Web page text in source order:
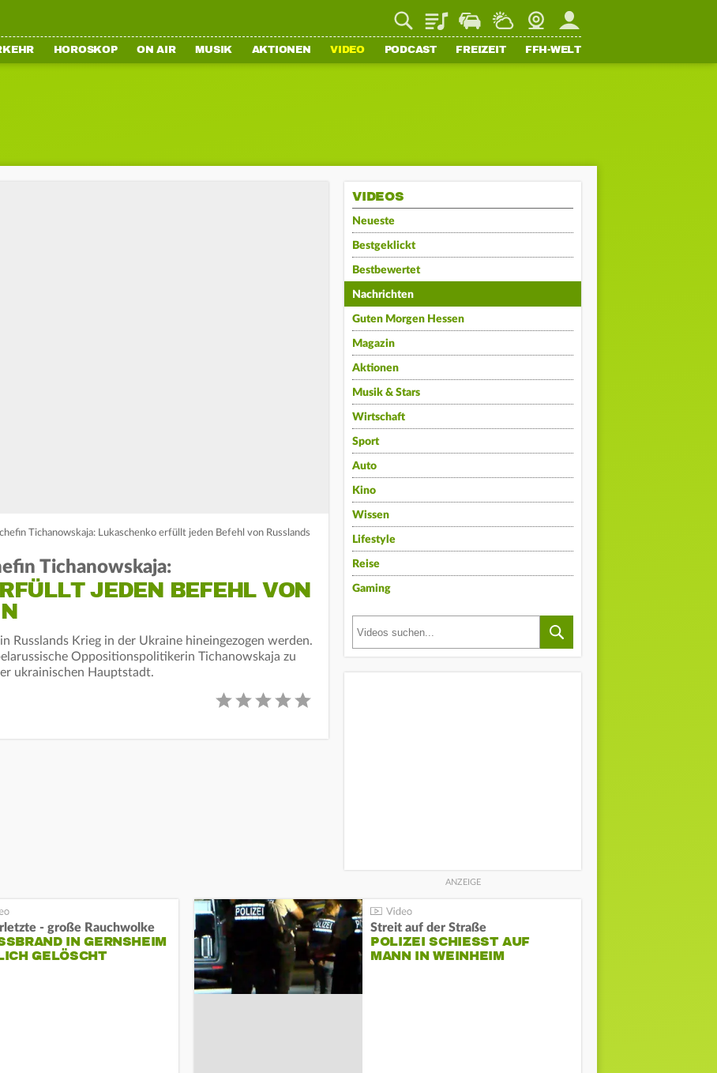
PlaylistStaupilotWetterWebcamMein FFH
HOROSKOP ON AIR MUSIK AKTIONEN VIDEO PODCAST FREIZEIT FFH-WELT
Tichanowskaja: Lukaschenko erfüllt jeden Befehl von Russlands
Tichanowskaja:
JEDEN BEFEHL VON
Russlands Krieg in der Ukraine hineingezogen werden.
Oppositionspolitikerin Tichanowskaja zu
ukrainischen Hauptstadt.
VIDEOS
Neueste
Bestgeklickt
Bestbewertet
Nachrichten
Guten Morgen Hessen
Magazin
Aktionen
Musik & Stars
Wirtschaft
Sport
Auto
Kino
Wissen
Lifestyle
Reise
Gaming
- große Rauchwolke
IN GERNSHEIM E
GELÖSCHT
Streit auf der Straße
POLIZEI SCHIESST AUF M
ANN IN WEINHEIM